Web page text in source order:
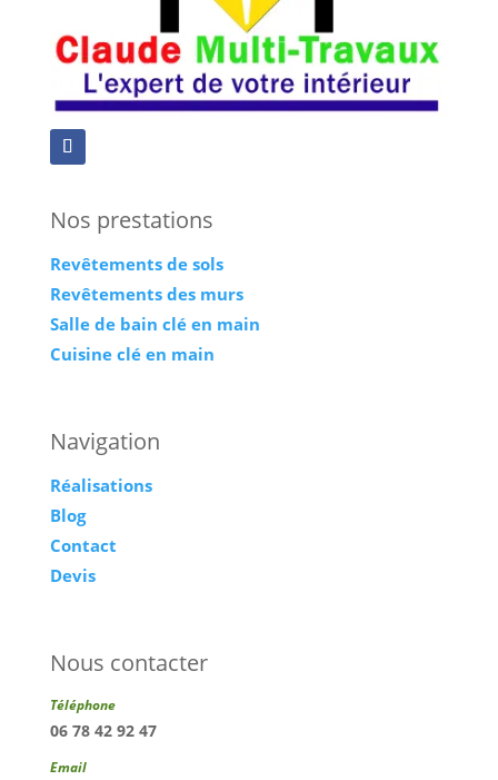
Nos prestations
Revêtements de sols
Revêtements des murs
Salle de bain clé en main
Cuisine clé en main
Navigation
Réalisations
Blog
Contact
Devis
Nous contacter
Téléphone
06 78 42 92 47
Email